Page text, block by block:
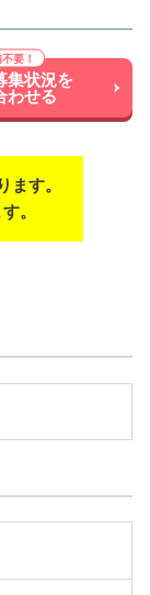
集状況を
わせる
す。
。